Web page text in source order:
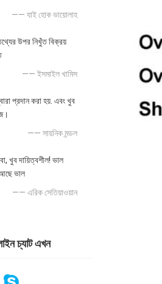
—— যাই হোক ভায়োলাহ
উপর নিখুঁত বিক্রয়
—— ইসমাইল খামিস
প্রদান করা হয়. এবং খুব
—— সায়নিক মন্ডল
খুব দায়িত্বশীল! ভাল
ভাল
—— এরিক সেতিয়াওয়ান
চ্যাট এখন